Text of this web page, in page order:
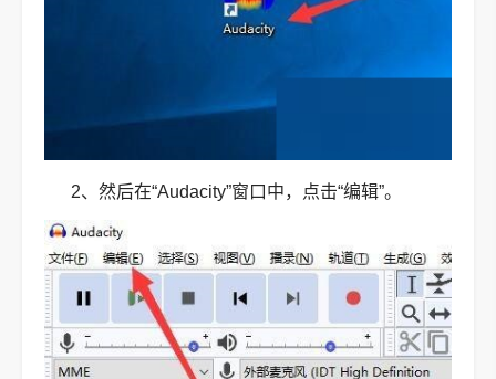
2、然后在“Audacity”窗口中，点击“编辑”。